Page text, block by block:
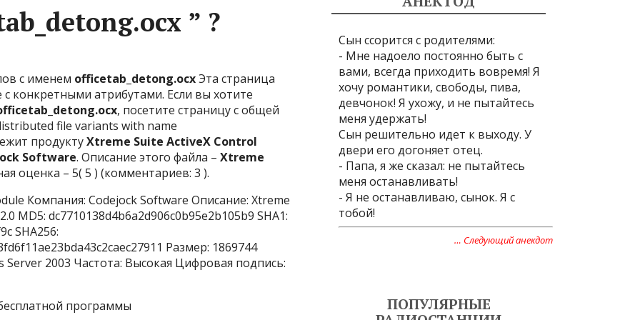
” ?
с именем officetab_detong.ocxЭта страница
атрибутами. Если вы хотите
, посетите страницу с общей
file variants with name
продуктуXtreme Suite ActiveX Control
Software. Описание этого файла – Xtreme
оценка – 5( 5 ) (комментариев: 3 ).
Компания: Codejock Software Описание: Xtreme
MD5: dc7710138d4b6a2d906c0b95e2b105b9 SHA1:
SHA256:
Размер: 1869744
Server 2003 Частота: Высокая Цифровая подпись:
программы
Сын ссорится с родителями:
- Мне надоело постоянно быть с
вами, всегда приходить вовремя! Я
хочу романтики, свободы, пива,
девчонок! Я ухожу, и не пытайтесь
меня удержать!
Сын решительно идет к выходу. У
двери его догоняет отец.
- Папа, я же сказал: не пытайтесь
меня останавливать!
- Я не останавливаю, сынок. Я с
тобой!
… Следующий анекдот
ПОПУЛЯРНЫЕ